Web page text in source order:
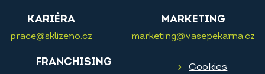
KARIÉRA
prace@sklizeno.cz
MARKETING
marketing@vasepekarna.cz
FRANCHISING Cookies